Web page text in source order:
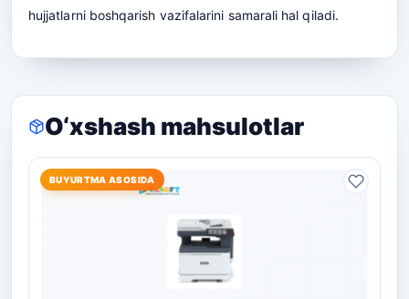
hujjatlarni boshqarish vazifalarini samarali hal qiladi.
O‘xshash mahsulotlar
BUYURTMA ASOSIDA